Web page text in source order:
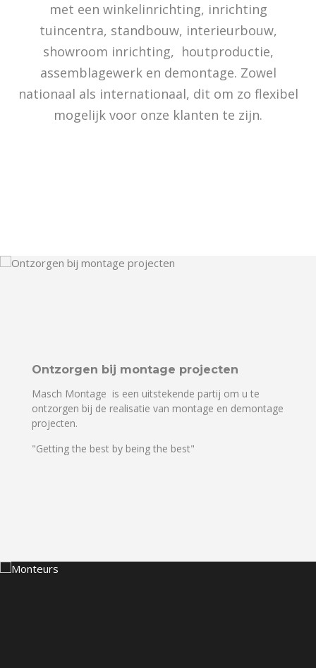
met een winkelinrichting, inrichting
tuincentra, standbouw, interieurbouw,
showroom inrichting, houtproductie,
assemblagewerk en demontage. Zowel
nationaal als internationaal, dit om zo flexibel
mogelijk voor onze klanten te zijn.
Ontzorgen bij montage projecten
Masch Montage is een uitstekende partij om u te
ontzorgen bij de realisatie van montage en demontage
projecten.
"Getting the best by being the best"